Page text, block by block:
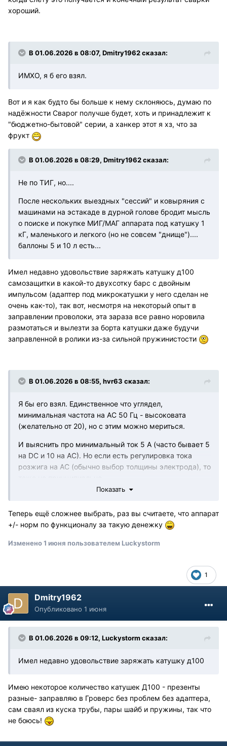
хороший.
В 01.06.2026 в 08:07, Dmitry1962сказал:
ИМХО, я б его взял.
Вот и я как будто бы больше к нему склоняюсь, думаю по
надёжности Сварог получше будет, хоть и принадлежит к
"бюджетно-бытовой" серии, а ханкер этот я хз, что за
фрукт
В 01.06.2026 в 08:29, Dmitry1962сказал:
Не по ТИГ, но....
После нескольких выездных "сессий" и ковыряния с
машинами на эстакаде в дурной голове бродит мысль
о поиске и покупке МИГ/МАГ аппарата под катушку 1
кГ, маленького и легкого (но не совсем "днище")....
баллоны 5 и 10 л есть...
Имел недавно удовольствие заряжать катушку д100
самозащитки в какой-то двухсотку барс с двойным
импульсом (адаптер под микрокатушки у него сделан не
очень как-то), так вот, несмотря на некоторый опыт в
заправлении проволоки, эта зараза все равно норовила
размотаться и вылезти за борта катушки даже будучи
заправленной в ролики из-за сильной пружинистости
В 01.06.2026 в 08:55, hvr63 сказал:
Я бы его взял. Единственное что углядел,
минимальная частота на АС 50 Гц - высоковата
(желательно от 20), но с этим можно мериться.
И выяснить про минимальный ток 5 А (часто бывает 5
на DC и 10 на АС). Но если есть регулировка тока
розжига на АС (обычно выбор толщины электрода), то
Показать
Теперь ещё сложнее выбрать, раз вы считаете, что аппарат
+/- норм по функционалу за такую денежку
Изменено1 июня пользователем Luckystorm
1
Dmitry1962
Опубликовано 1 июня
В 01.06.2026 в 09:12, Luckystorm сказал:
Имел недавно удовольствие заряжать катушку д100
Имею некоторое количество катушек Д100 - презенты
разные- заправляю в Гроверс без проблем без адаптера,
сам сваял из куска трубы, пары шайб и пружины, так что
не боюсь!